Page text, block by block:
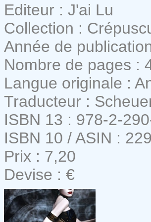
Editeur : J'ai Lu
Collection :
Année de
Nombre de pages :
Langue originale :
Traducteur :
ISBN 13 : 978-2-
ISBN 10 / ASIN :
Prix : 7,20
Devise : €